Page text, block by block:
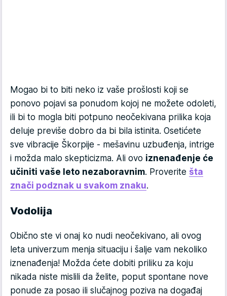
Mogao bi to biti neko iz vaše prošlosti koji se
ponovo pojavi sa ponudom kojoj ne možete odoleti,
ili bi to mogla biti potpuno neočekivana prilika koja
deluje previše dobro da bi bila istinita. Osetićete
sve vibracije Škorpije - mešavinu uzbuđenja, intrige
i možda malo skepticizma. Ali ovo iznenađenje će
učiniti vaše leto nezaboravnim. Proverite šta
znači podznak u svakom znaku.
Vodolija
Obično ste vi onaj ko nudi neočekivano, ali ovog
leta univerzum menja situaciju i šalje vam nekoliko
iznenađenja! Možda ćete dobiti priliku za koju
nikada niste mislili da želite, poput spontane nove
ponude za posao ili slučajnog poziva na događaj